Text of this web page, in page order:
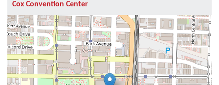
Cox Convention Center